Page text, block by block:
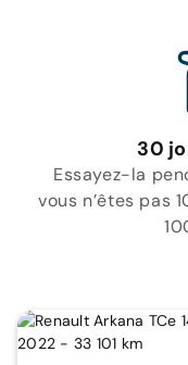
30
Essayez-la
vous n’êtes pas